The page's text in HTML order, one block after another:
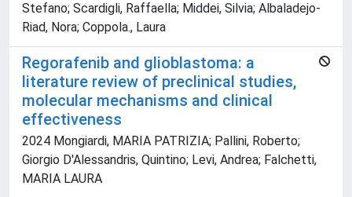
Stefano; Scardigli, Raffaella; Middei, Silvia; Albaladejo-
Riad, Nora; Coppola., Laura
Regorafenib and glioblastoma: a
literature review of preclinical studies,
molecular mechanisms and clinical
effectiveness
2024 Mongiardi, MARIA PATRIZIA; Pallini, Roberto;
Giorgio D'Alessandris, Quintino; Levi, Andrea; Falchetti,
MARIA LAURA